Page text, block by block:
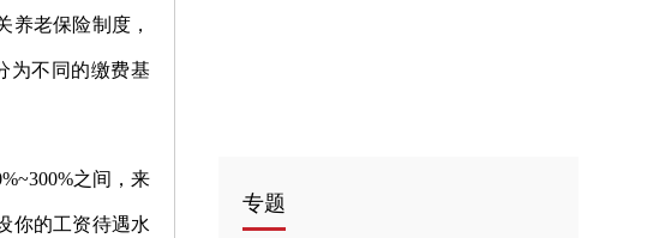
养老保险制度，
为不同的缴费基
之间，来
你的工资待遇水
专题